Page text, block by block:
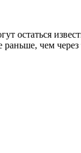
остаться
чем через